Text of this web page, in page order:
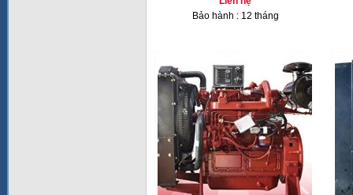
Bảo hành : 12 tháng